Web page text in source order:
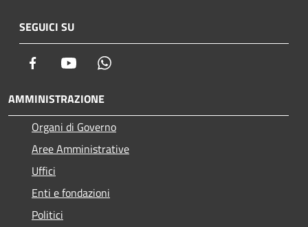
SEGUICI SU
Facebook Youtube
AMMINISTRAZIONE
Organi di Governo
Aree Amministrative
Uffici
Enti e fondazioni
Politici